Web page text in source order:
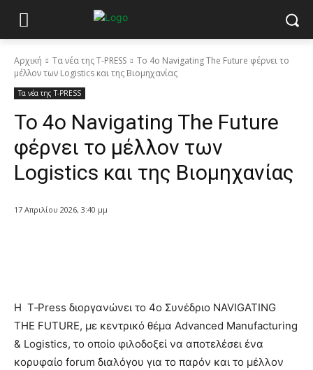
Αρχική Τα νέα της T-PRESS
Το 4ο Navigating The Future φέρνει το
μέλλον των Logistics και της Βιομηχανίας
Τα νέα της T-PRESS
Το 4ο Navigating The Future
φέρνει το μέλλον των
Logistics και της Βιομηχανίας
17 Απριλίου 2026, 3:40 μμ
Η T‑Press διοργανώνει το 4ο Συνέδριο NAVIGATING
THE FUTURE, με κεντρικό θέμα Advanced Manufacturing
& Logistics, το οποίο φιλοδοξεί να αποτελέσει ένα
κορυφαίο forum διαλόγου για το παρόν και το μέλλον